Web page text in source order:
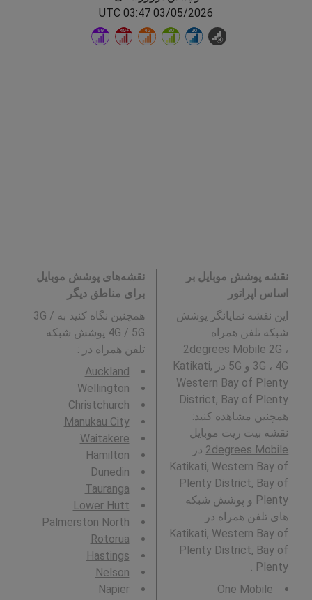
03/05/2026 03:47 UTC
نقشه پوشش موبایل بر
اساس اپراتور
این نقشه نمایانگر پوشش
شبکه تلفن همراه
2degrees Mobile 2G ،
3G ، 4G و 5G در Katikati,
Western Bay of Plenty
District, Bay of Plenty .
همچنین مشاهده کنید:
نقشه بیت ریت موبایل
2degrees Mobile در
Katikati, Western Bay of
Plenty District, Bay of
Plenty و پوشش شبکه
های تلفن همراه در
Katikati, Western Bay of
Plenty District, Bay of
Plenty .
One Mobile
نقشه‌های پوشش موبایل
برای مناطق دیگر
همچنین نگاه کنید به 3G /
4G / 5G پوشش شبکه
تلفن همراه در :
Auckland
Wellington
Christchurch
Manukau City
Waitakere
Hamilton
Dunedin
Tauranga
Lower Hutt
Palmerston North
Rotorua
Hastings
Nelson
Napier